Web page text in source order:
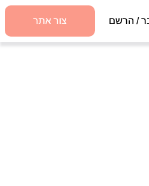
/ הרשם צור אתר